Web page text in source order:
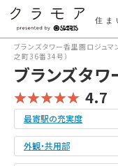
住ま
ブランズタワー香里園ロジュ
之町36番34号）
ブランズタ
4.7
最寄駅の充実度
外観・共用部